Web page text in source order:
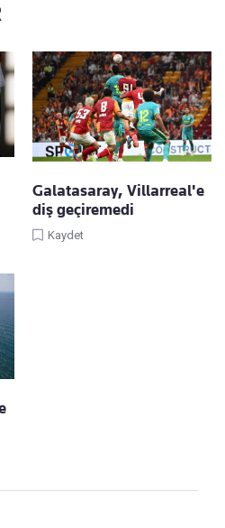
Galatasaray, Villarreal'e
diş geçiremedi
Kaydet